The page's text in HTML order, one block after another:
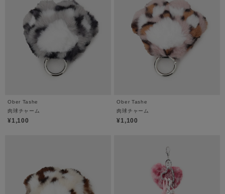
Ober Tashe
肉球チャーム
¥1,100
Ober Tashe
肉球チャーム
¥1,100